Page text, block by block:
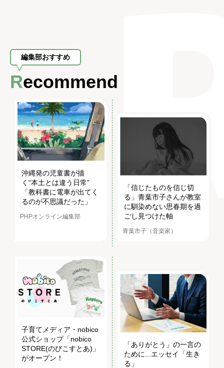
編集部おすすめ
Recommend
沖縄発の児童書が描
く“本土とは違う日常”
「教科書に電車が出てく
るのが不思議だった」
PHPオンライン編集部
「信じたものを信じ切
る」青葉市子さんが教室
に馴染めない思春期を過
ごし見つけた軸
青葉市子（音楽家）
子育てメディア・nobico
公式ショップ「nobico
STORE(のびこすとあ)」
がオープン！
「ありがとう」の一言の
ために...エッセイ「生き
る」